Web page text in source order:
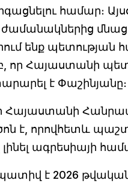
համար։
ենք
Հայաստանի
է Փաշինյանը։
Հայաստանի
է, որովհետև
ագրեսիայի
է 2026